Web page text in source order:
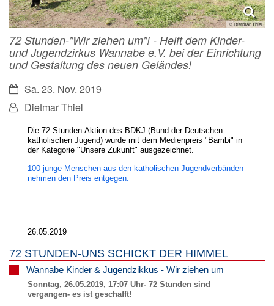
© Dietmar Thiel
72 Stunden-"Wir ziehen um"! - Helft dem Kinder-
und Jugendzirkus Wannabe e.V. bei der Einrichtung
und Gestaltung des neuen Geländes!
Datum:Sa. 23. Nov. 2019
Von:Dietmar Thiel
Die 72-Stunden-Aktion des BDKJ (Bund der Deutschen
katholischen Jugend) wurde mit dem Medienpreis "Bambi" in
der Kategorie "Unsere Zukunft" ausgezeichnet.
100 junge Menschen aus den katholischen Jugendverbänden
nehmen den Preis entgegen.
26.05.2019
72 STUNDEN-UNS SCHICKT DER HIMMEL
Wannabe Kinder & Jugendzikkus - Wir ziehen um
Sonntag, 26.05.2019, 17:07 Uhr- 72 Stunden sind
vergangen- es ist geschafft!